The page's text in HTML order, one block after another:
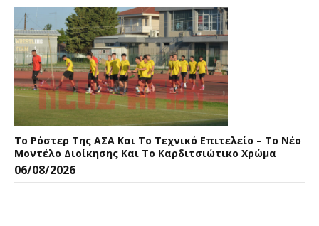
Το Ρόστερ Της ΑΣΑ Και Το Τεχνικό Επιτελείο – Το Νέο
Μοντέλο Διοίκησης Και Το Καρδιτσιώτικο Χρώμα
06/08/2026